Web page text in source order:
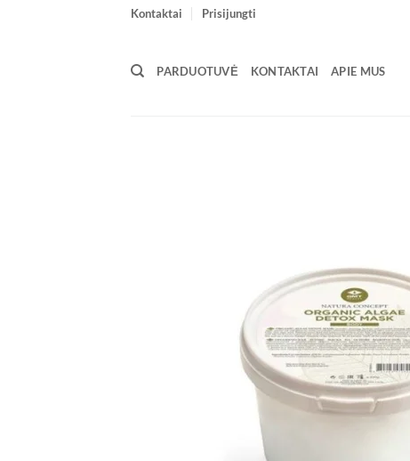
Kontaktai Prisijungti
PARDUOTUVĖ KONTAKTAI APIE MUS